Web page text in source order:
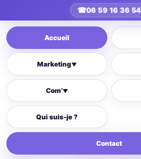
☎06 59 16 36 54
Accueil
Marketing▼
Com’▼
Qui suis-je ?
Contact